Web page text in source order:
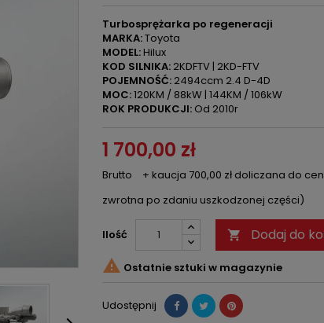
Turbosprężarka po regeneracji
MARKA:Toyota
MODEL:Hilux
KOD SILNIKA: 2KDFTV | 2KD-FTV
POJEMNOŚĆ: 2494ccm 2.4 D-4D
MOC:120KM / 88kW | 144KM / 106kW
ROK PRODUKCJI: Od 2010r
1 700,00 zł
Brutto
+ kaucja 700,00 zł doliczana do
zwrotna po zdaniu uszkodzonej części)
Ilość  Dodaj do
 Ostatnie sztuki w magazynie
Udostępnij